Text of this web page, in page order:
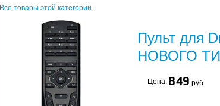
Все товары этой категории
Пульт для
НОВОГО
Цена: 849 руб.